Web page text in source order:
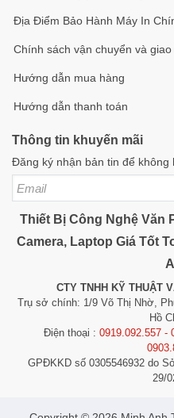
Địa Điểm Bảo Hành Máy In
Chính sách vận chuyển và giao
Hướng dẫn mua hàng
Hướng dẫn thanh toán
Thông tin khuyến mãi
Đăng ký nhận bản tin để không
Thiết Bị Công Nghệ Văn
Camera, Laptop Giá Tốt
CTY TNHH KỸ THUẬT
Trụ sở chính: 1/9 Võ Thị Nhờ,
Hồ
Điện thoại : 0919.092.557 -
GPĐKKD số 0305546932 do
29/